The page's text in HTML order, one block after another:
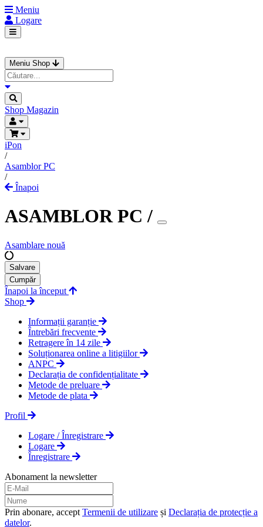
Meniu
Logare
Meniu Shop
Shop Magazin
iPon
/
Asamblor PC
/
Înapoi
ASAMBLOR PC/
Asamblare nouă
Salvare
Cumpăr
Înapoi la început
Shop
Informații garanție
Întrebări frecvente
Retragere în 14 zile
Soluționarea online a litigiilor
ANPC
Declarația de confidențialitate
Metode de preluare
Metode de plata
Profil
Logare / Înregistrare
Logare
Înregistrare
Abonament la newsletter
Prin abonare, accept Termenii de utilizare și Declarația de protecție a
datelor.